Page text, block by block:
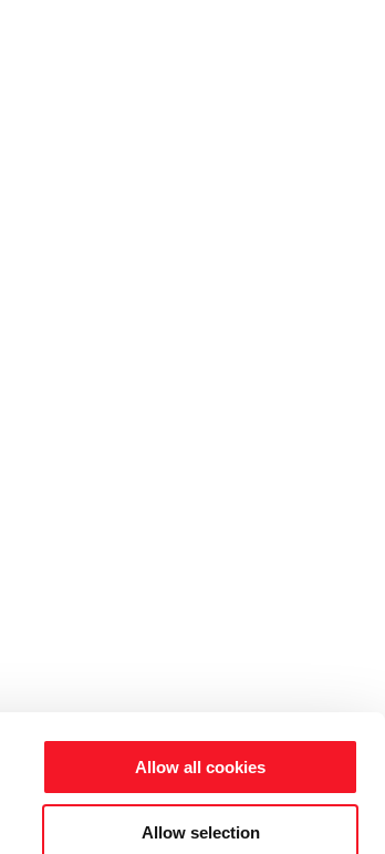
Allow all cookies
Allow selection